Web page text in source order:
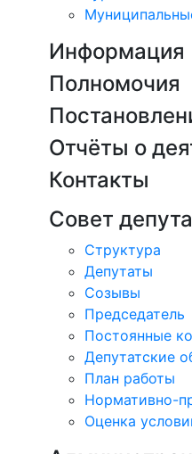
Информация
Полномочия
Отчёты о
Контакты
Совет
Структура
Депутаты
Созывы
Председатель
Постоянные
Депутатские
План работы
Нормативно-
Оценка